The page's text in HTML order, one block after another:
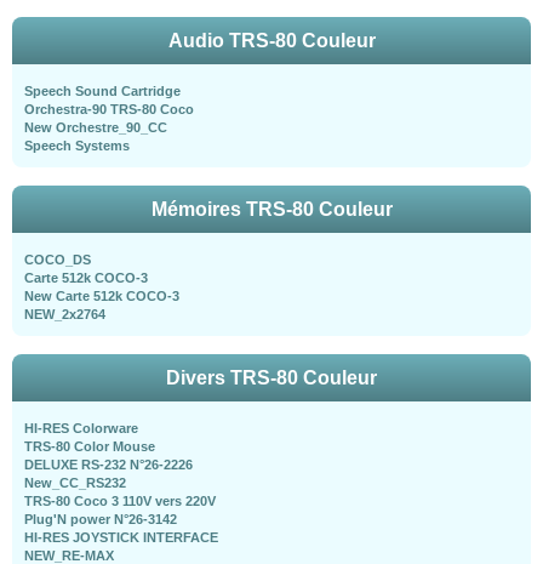
Audio TRS-80 Couleur
Speech Sound Cartridge
Orchestra-90 TRS-80 Coco
New Orchestre_90_CC
Speech Systems
Mémoires TRS-80 Couleur
COCO_DS
Carte 512k COCO-3
New Carte 512k COCO-3
NEW_2x2764
Divers TRS-80 Couleur
HI-RES Colorware
TRS-80 Color Mouse
DELUXE RS-232 N°26-2226
New_CC_RS232
TRS-80 Coco 3 110V vers 220V
Plug'N power N°26-3142
HI-RES JOYSTICK INTERFACE
NEW_RE-MAX